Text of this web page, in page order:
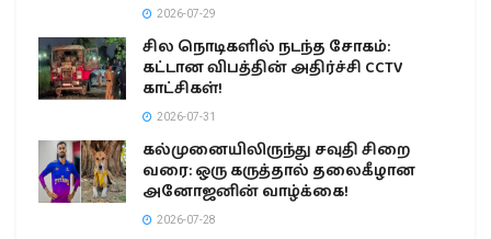
2026-07-29
சில நொடிகளில் நடந்த சோகம்:
கட்டான விபத்தின் அதிர்ச்சி CCTV
காட்சிகள்!
2026-07-31
கல்முனையிலிருந்து சவுதி சிறை
வரை: ஒரு கருத்தால் தலைகீழான
அனோஜனின் வாழ்க்கை!
2026-07-28